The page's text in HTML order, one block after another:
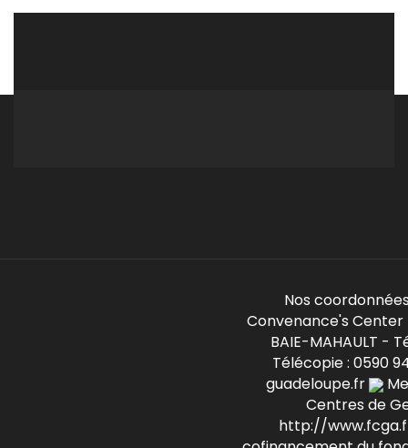
Nos coordonnées
Convenance's Center
BAIE-MAHAULT -
Télécopie : 0590
guadeloupe.fr
Centres de
http://